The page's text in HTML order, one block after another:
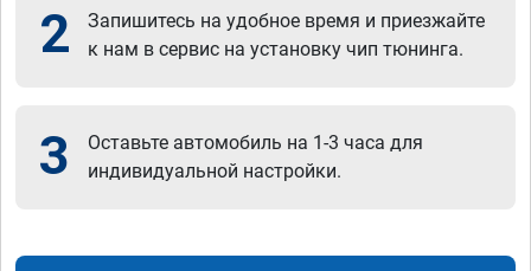
2
Запишитесь на удобное время и приезжайте
к нам в сервис на установку чип тюнинга.
3
Оставьте автомобиль на 1-3 часа для
индивидуальной настройки.